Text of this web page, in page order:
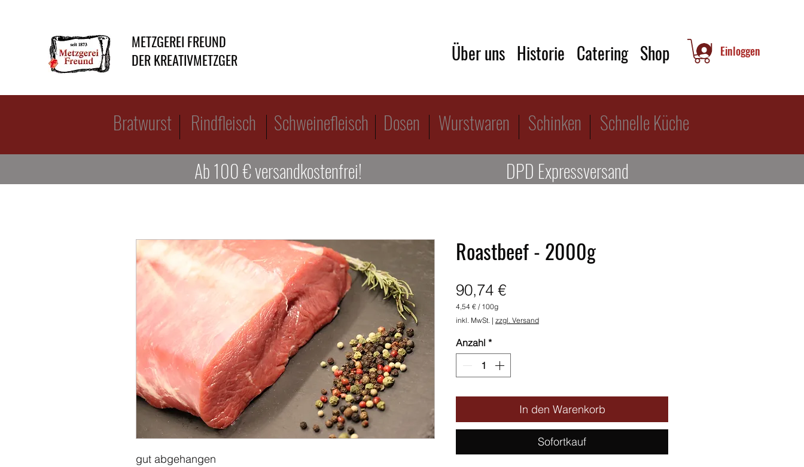
METZGEREI FREUND
DER KREATIVMETZGER
Über uns Historie Catering Shop Einloggen
Bratwurst Rindfleisch Schweinefleisch Dosen Wurstwaren Schinken Schnelle Küche
gut abgehangen
Roastbeef - 2000g
90,74 €Preis
4,54 € / 100g
4,54 €
pro
Gramm
inkl. MwSt. | zzgl. Versand
Anzahl *
In den Warenkorb
Sofortkauf
Ab 100 € versandkostenfrei! DPD Expressversand